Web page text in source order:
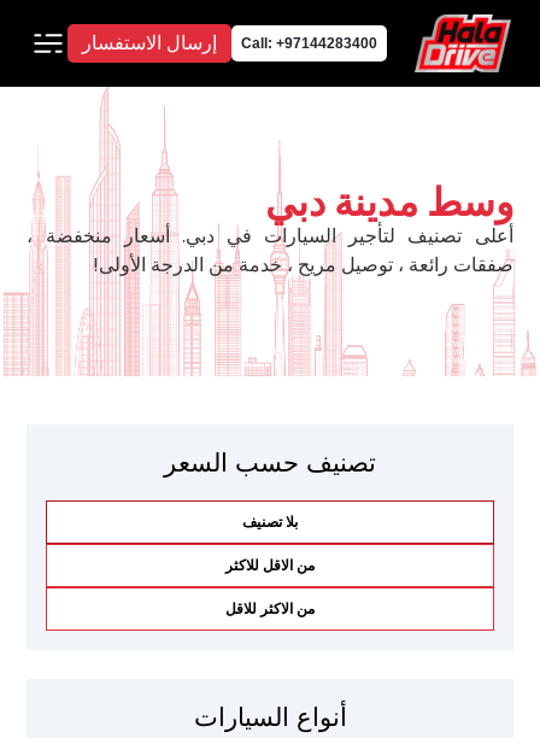
Call: +97144283400 إرسال الاستفسار
وسط مدينة دبي
أعلى تصنيف لتأجير السيارات في دبي. أسعار منخفضة ،
صفقات رائعة ، توصيل مريح ، خدمة من الدرجة الأولى!
تصنيف حسب السعر
بلا تصنيف
من الاقل للاكثر
من الاكثر للاقل
أنواع السيارات